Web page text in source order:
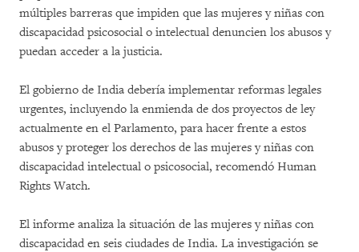
múltiples barreras que impiden que las mujeres y niñas con
discapacidad psicosocial o intelectual denuncien los abusos y
puedan acceder a la justicia.
El gobierno de India debería implementar reformas legales
urgentes, incluyendo la enmienda de dos proyectos de ley
actualmente en el Parlamento, para hacer frente a estos
abusos y proteger los derechos de las mujeres y niñas con
discapacidad intelectual o psicosocial, recomendó Human
Rights Watch.
El informe analiza la situación de las mujeres y niñas con
discapacidad en seis ciudades de India. La investigación se